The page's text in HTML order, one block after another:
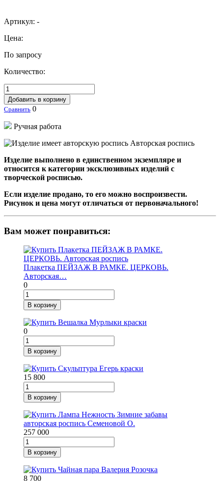
Артикул: -
Цена:
По запросу
Количество:
Добавить в корзину
Сравнить 0
Ручная работа
Авторская роспись
Изделие выполнено в единственном экземпляре и
относится к категории эксклюзивных изделий с
творческой росписью.
Если изделие продано, то его можно воспроизвести.
Рисунок и цена могут отличаться от первоначального!
Вам может понравиться:
Плакетка ПЕЙЗАЖ В РАМКЕ. ЦЕРКОВЬ.
Авторская…
0
В корзину
0
В корзину
15 800
В корзину
257 000
В корзину
8 700